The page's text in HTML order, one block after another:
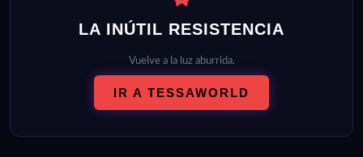
LA INÚTIL RESISTENCIA
Vuelve a la luz aburrida.
IR A TESSAWORLD